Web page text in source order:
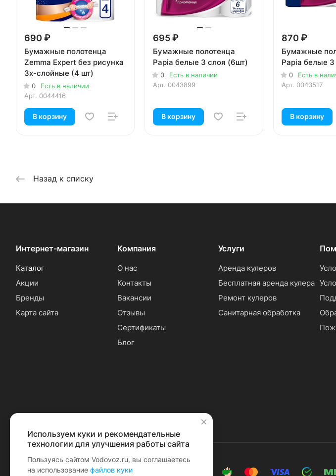
690 ₽
Бумажные полотенца
Zemma Expert без рисунка
3х-слойные (4 шт)
0
Есть в наличии
Арт. 0044416
В корзину
695 ₽
Бумажные полотенца
Papia белые 3 слоя (6шт)
0
Есть в наличии
Арт. 0043899
В корзину
870 ₽
Бумажные
Papia белые
0
Есть в
Арт. 0043517
В корзину
Назад к списку
Интернет-магазин
Каталог
Акции
Бренды
Карта сайта
Компания
О нас
Контакты
Вакансии
Отзывы
Сертификаты
Блог
Услуги
Аренда кулеров
Бесплатная аренда кулера
Ремонт кулеров
Санитарная обработка
© 2026 Водовоз.RU
✕
Используем куки и рекомендательные
технологии для улучшения работы сайта
Пользуясь сайтом Vodovoz.ru, вы соглашаетесь
на использование файлов куки